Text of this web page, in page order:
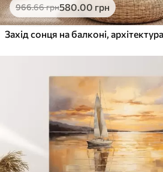
966.66грн580.00 грн